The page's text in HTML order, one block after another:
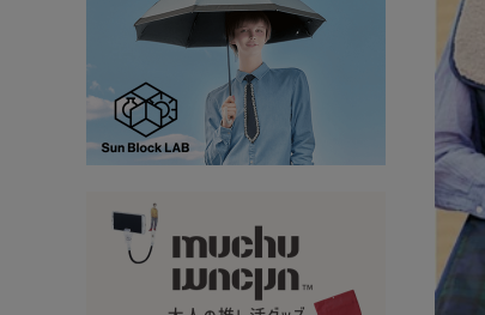
大量購入・法人
暑さ・紫外線対策グッズ